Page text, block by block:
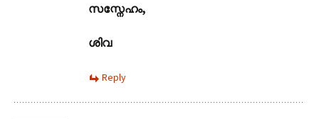
സസ്നേഹം,
ശിവ
Reply